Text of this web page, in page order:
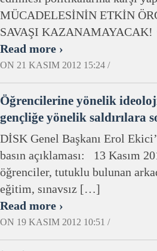
MÜCADELESİNİN ETKİN
SAVAŞI
Read more ›
ON 21 KASIM 2012 15:24 /
Öğrencilerine yönelik
gençliğe yönelik saldırılara
DİSK Genel Başkanı Erol
basın açıklaması: 13 Kasım
öğrenciler, tutuklu bulunan
eğitim, sınavsız […]
Read more ›
ON 19 KASIM 2012 10:51 /